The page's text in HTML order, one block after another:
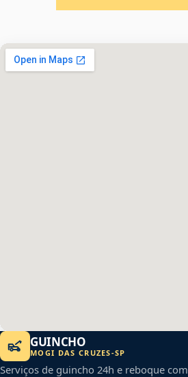
GUINCHO
MOGI DAS CRUZES-SP
Serviços de guincho 24h e reboque com